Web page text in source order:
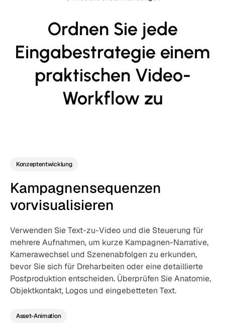
Ordnen Sie jede
Eingabestrategie einem
praktischen Video-
Workflow zu
Konzeptentwicklung
Kampagnensequenzen
vorvisualisieren
Verwenden Sie Text-zu-Video und die Steuerung für
mehrere Aufnahmen, um kurze Kampagnen-Narrative,
Kamerawechsel und Szenenabfolgen zu erkunden,
bevor Sie sich für Dreharbeiten oder eine detaillierte
Postproduktion entscheiden. Überprüfen Sie Anatomie,
Objektkontakt, Logos und eingebetteten Text.
Asset-Animation